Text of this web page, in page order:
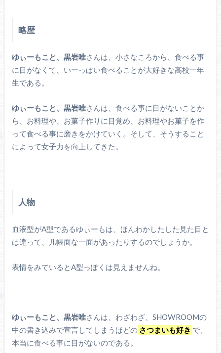
略歴
ゆぃーもこと、黒岩唯さんは、小さなころから、食べる事
に目がなくて、いーっぱい食べることが大好きな高校一年
生である。
ゆぃーもこと、黒岩唯さんは、食べる事に目がないことか
ら、お料理や、お菓子作りに目覚め、お料理やお菓子を作
って食べる事に磨きをかけていく。そして、そうすること
によって女子力を向上してきた。
人物
血液型がA型であるゆぃーもは、ほんわかしたした見た目と
は違って、几帳面な一面があったりするのでしょうか。
表情をみているとA型っぽくは見えませんね。
ゆぃーもこと、黒岩唯さんは、わざわざ、SHOWROOMの
中の書き込みで宣言してしまうほどの さつまいも好き で、
本当に食べる事に目がないのである。